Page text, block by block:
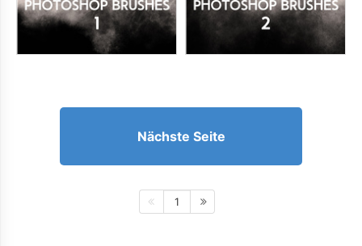
Nächste Seite
1